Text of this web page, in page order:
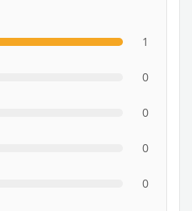
1
0
0
0
0